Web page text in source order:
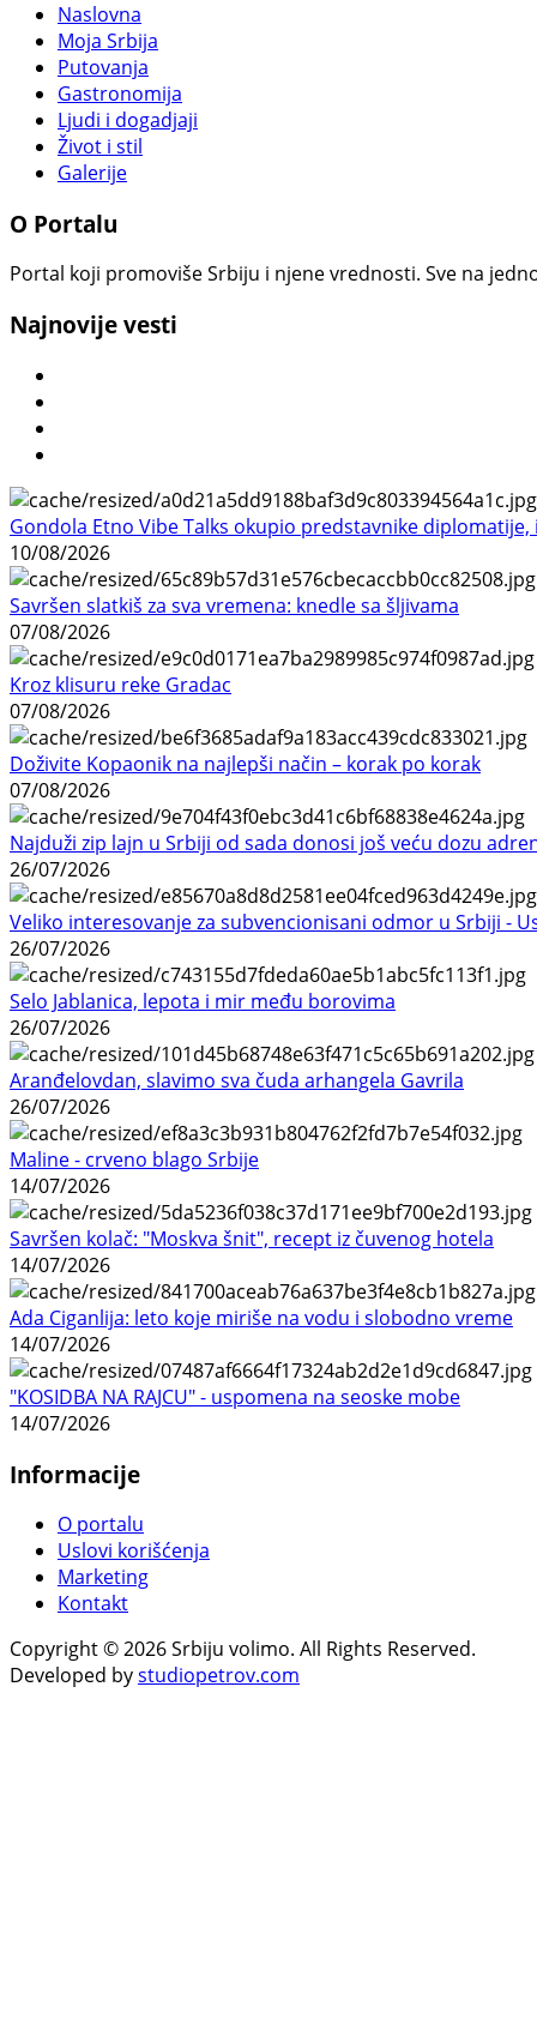
Naslovna
Moja Srbija
Putovanja
Gastronomija
Ljudi i dogadjaji
Život i stil
Galerije
O Portalu
Portal koji promoviše Srbiju i njene vrednosti. Sve na
Najnovije vesti
Gondola Etno Vibe Talks okupio predstavnike
10/08/2026
Savršen slatkiš za sva vremena: knedle sa šljivama
07/08/2026
Kroz klisuru reke Gradac
07/08/2026
Doživite Kopaonik na najlepši način – korak po korak
07/08/2026
Najduži zip lajn u Srbiji od sada donosi još veću dozu
26/07/2026
Veliko interesovanje za subvencionisani odmor u Srbiji -
26/07/2026
Selo Jablanica, lepota i mir među borovima
26/07/2026
Aranđelovdan, slavimo sva čuda arhangela Gavrila
26/07/2026
Maline - crveno blago Srbije
14/07/2026
Savršen kolač: "Moskva šnit", recept iz čuvenog hotela
14/07/2026
Ada Ciganlija: leto koje miriše na vodu i slobodno vreme
14/07/2026
"KOSIDBA NA RAJCU" - uspomena na seoske mobe
14/07/2026
Informacije
O portalu
Uslovi korišćenja
Marketing
Kontakt
Copyright © 2026 Srbiju volimo. All Rights Reserved.
Developed bystudiopetrov.com